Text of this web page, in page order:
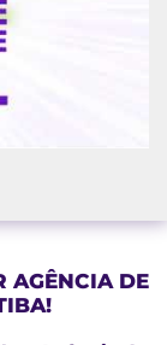
de
AGÊNCIA DE